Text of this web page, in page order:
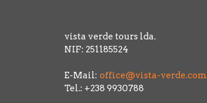
vista verde tours lda.
NIF: 251185524
E-Mail: office@vista-verde.com
Tel.: +238 9930788